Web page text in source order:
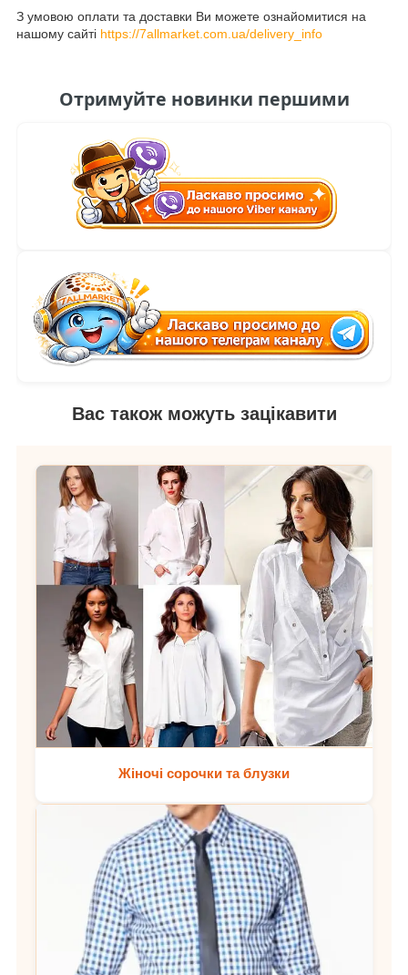
З умовою оплати та доставки Ви можете ознайомитися на
нашому сайті https://7allmarket.com.ua/delivery_info
Отримуйте новинки першими
Вас також можуть зацікавити
Жіночі сорочки та блузки